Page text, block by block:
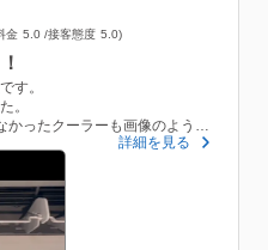
金 5.0 接客態度 5.0
す。
。
かったクーラーも画像のように
ても感じがよく、丁寧にテキ
いました。
、作業前にマットレスを動か
詳細を見る